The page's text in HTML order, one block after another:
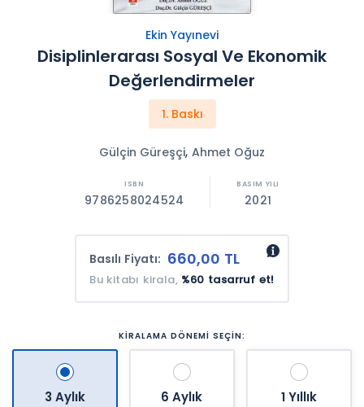
Ekin Yayınevi
Disiplinlerarası Sosyal Ve Ekonomik
Değerlendirmeler
1. Baskı
Gülçin Güreşçi, Ahmet Oğuz
9786258024524 2021
Basılı Fiyatı: 660,00 TL
Bu kitabı kirala, %60 tasarruf et!
KİRALAMA DÖNEMİ SEÇİN:
3 Aylık 6 Aylık 1 Yıllık